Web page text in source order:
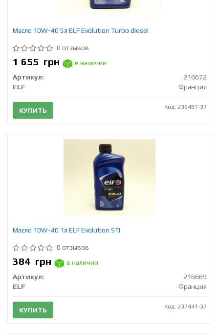
Масло 10W-40 5л ELF Evolution Turbo diesel
0 отзывов
1 655 грн
в наличии
Артикул:
216672
ELF
Франция
КУПИТЬ Код: 236487-37
Масло 10W-40 1л ELF Evolution STI
0 отзывов
384 грн
в наличии
Артикул:
216669
ELF
Франция
КУПИТЬ Код: 237441-37